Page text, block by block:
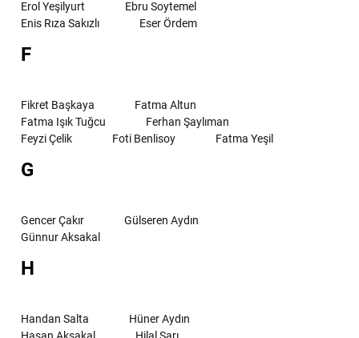
Erol Yeşilyurt
Ebru Soytemel
Enis Rıza Sakızlı
Eser Ördem
F
Fikret Başkaya
Fatma Altun
Fatma Işık Tuğcu
Ferhan Şaylıman
Feyzi Çelik
Foti Benlisoy Fatma Yeşil
G
Gencer Çakır
Gülseren Aydın
Günnur Aksakal
H
Handan Salta
Hüner Aydın